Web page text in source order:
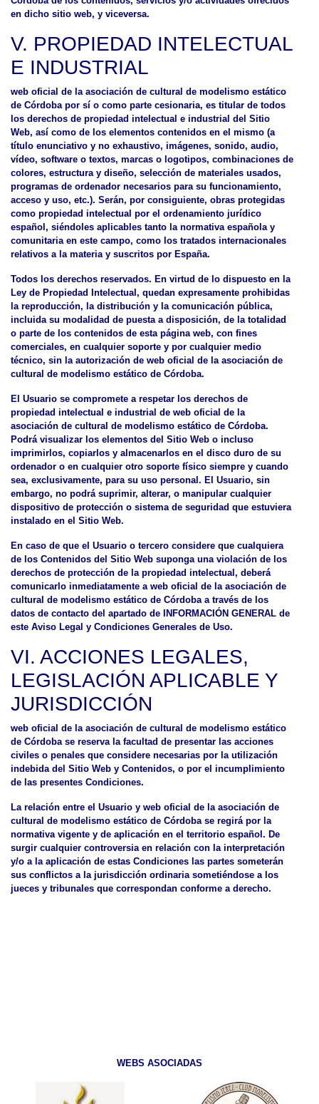
en dicho sitio web, y viceversa.
V. PROPIEDAD INTELECTUAL
E INDUSTRIAL
web oficial de la asociación de cultural de modelismo estático
de Córdoba por sí o como parte cesionaria, es titular de todos
los derechos de propiedad intelectual e industrial del Sitio
Web, así como de los elementos contenidos en el mismo (a
título enunciativo y no exhaustivo, imágenes, sonido, audio,
vídeo, software o textos, marcas o logotipos, combinaciones de
colores, estructura y diseño, selección de materiales usados,
programas de ordenador necesarios para su funcionamiento,
acceso y uso, etc.). Serán, por consiguiente, obras protegidas
como propiedad intelectual por el ordenamiento jurídico
español, siéndoles aplicables tanto la normativa española y
comunitaria en este campo, como los tratados internacionales
relativos a la materia y suscritos por España.
Todos los derechos reservados. En virtud de lo dispuesto en la
Ley de Propiedad Intelectual, quedan expresamente prohibidas
la reproducción, la distribución y la comunicación pública,
incluida su modalidad de puesta a disposición, de la totalidad
o parte de los contenidos de esta página web, con fines
comerciales, en cualquier soporte y por cualquier medio
técnico, sin la autorización de web oficial de la asociación de
cultural de modelismo estático de Córdoba.
El Usuario se compromete a respetar los derechos de
propiedad intelectual e industrial de web oficial de la
asociación de cultural de modelismo estático de Córdoba.
Podrá visualizar los elementos del Sitio Web o incluso
imprimirlos, copiarlos y almacenarlos en el disco duro de su
ordenador o en cualquier otro soporte físico siempre y cuando
sea, exclusivamente, para su uso personal. El Usuario, sin
embargo, no podrá suprimir, alterar, o manipular cualquier
dispositivo de protección o sistema de seguridad que estuviera
instalado en el Sitio Web.
En caso de que el Usuario o tercero considere que cualquiera
de los Contenidos del Sitio Web suponga una violación de los
derechos de protección de la propiedad intelectual, deberá
comunicarlo inmediatamente a web oficial de la asociación de
cultural de modelismo estático de Córdoba a través de los
datos de contacto del apartado de INFORMACIÓN GENERAL de
este Aviso Legal y Condiciones Generales de Uso.
VI. ACCIONES LEGALES,
LEGISLACIÓN APLICABLE Y
JURISDICCIÓN
web oficial de la asociación de cultural de modelismo estático
de Córdoba se reserva la facultad de presentar las acciones
civiles o penales que considere necesarias por la utilización
indebida del Sitio Web y Contenidos, o por el incumplimiento
de las presentes Condiciones.
La relación entre el Usuario y web oficial de la asociación de
cultural de modelismo estático de Córdoba se regirá por la
normativa vigente y de aplicación en el territorio español. De
surgir cualquier controversia en relación con la interpretación
y/o a la aplicación de estas Condiciones las partes someterán
sus conflictos a la jurisdicción ordinaria sometiéndose a los
jueces y tribunales que correspondan conforme a derecho.
WEBS ASOCIADAS